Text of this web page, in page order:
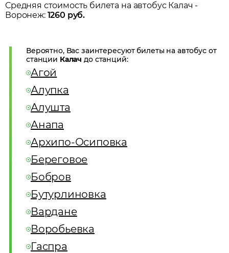
Средняя стоимость билета на автобус Калач -
Воронеж: 1260 руб.
Вероятно, Вас заинтересуют билеты на автобус от
станции Калач до станций:
Агой
Алупка
Алушта
Анапа
Архипо-Осиповка
Береговое
Бобров
Бутурлиновка
Вардане
Воробьевка
Гаспра